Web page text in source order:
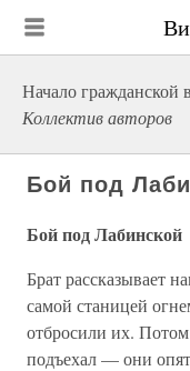
Начало гражданской
Коллектив авторов
Бой под
Бой под Лабинской
Брат рассказывает
самой станицей
отбросили их.
подъехал — они